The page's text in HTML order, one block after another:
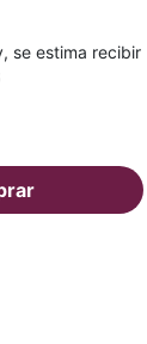
se estima recibir